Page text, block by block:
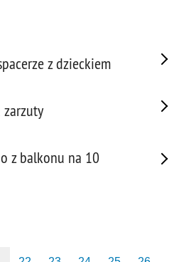
z dzieckiem
zarzuty
z balkonu na 10